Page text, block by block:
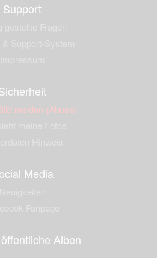
Support
melden (Abuse)
Media
Alben